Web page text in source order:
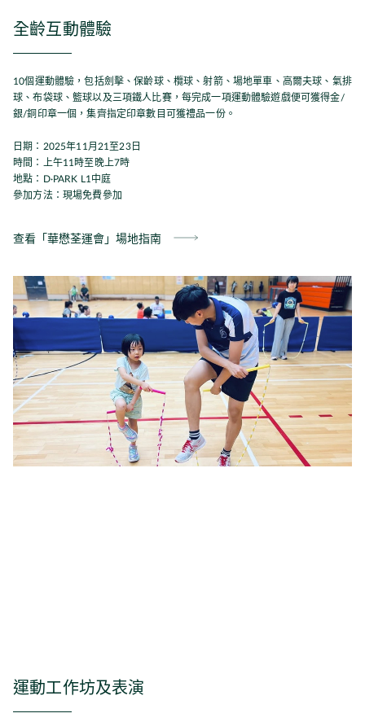
全齡互動體驗
10個運動體驗，包括劍擊、保齡球、欖球、射箭、場地單車、高爾夫球、氣排
球、布袋球、籃球以及三項鐵人比賽，每完成一項運動體驗遊戲便可獲得金/
銀/銅印章一個，集齊指定印章數目可獲禮品一份。
日期：2025年11月21至23日
時間：上午11時至晚上7時
地點：D·PARK L1中庭
參加方法：現場免費參加
查看「華懋荃運會」場地指南
運動工作坊及表演